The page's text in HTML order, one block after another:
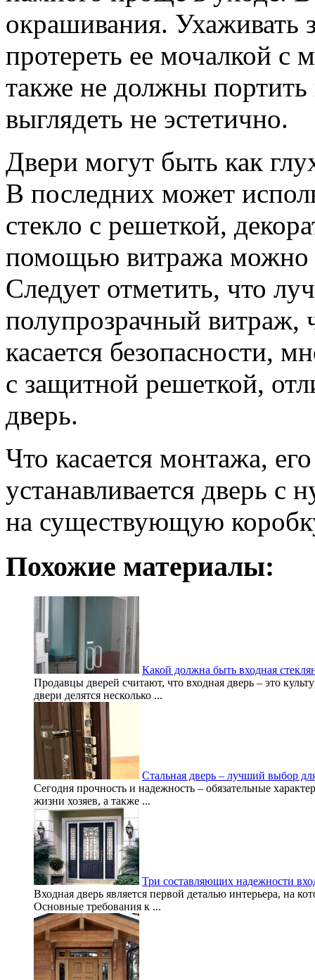
окрашивания. Ухаживать
протереть ее мочалкой с
также не должны
выглядеть не эстетично.
Двери могут быть как
В последних может
стекло с решеткой,
помощью витража можно
Следует отметить, что
полупрозрачный
касается безопасности,
с защитной решеткой,
дверь.
Что касается монтажа,
устанавливается дверь с
на существующую
Похожие материалы:
Какой должна быть входная
Продавцы дверей считают, что входная дверь – это
двери делятся несколько ...
Стальная дверь – лучший выбор
Сегодня прочность и надежность – обязательные
жизни хозяев, а также ...
Три составляющих надежности
Входная дверь является первой деталью интерьера, на
Основные требования к ...